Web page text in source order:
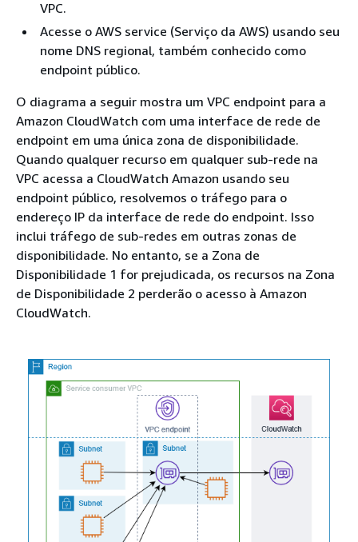
VPC.
Acesse o AWS service (Serviço da AWS) usando seu
nome DNS regional, também conhecido como
endpoint público.
O diagrama a seguir mostra um VPC endpoint para a
Amazon CloudWatch com uma interface de rede de
endpoint em uma única zona de disponibilidade.
Quando qualquer recurso em qualquer sub-rede na
VPC acessa a CloudWatch Amazon usando seu
endpoint público, resolvemos o tráfego para o
endereço IP da interface de rede do endpoint. Isso
inclui tráfego de sub-redes em outras zonas de
disponibilidade. No entanto, se a Zona de
Disponibilidade 1 for prejudicada, os recursos na Zona
de Disponibilidade 2 perderão o acesso à Amazon
CloudWatch.